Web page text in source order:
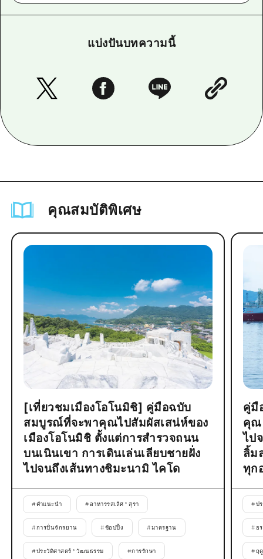
แบ่งปันบทความนี้
คุณสมบัติพิเศษ
[เที่ยวชมเมืองโอโนมิชิ] คู่มือฉบับ
สมบูรณ์ที่จะพาคุณไปสัมผัสเสน่ห์ของ
เมืองโอโนมิชิ ตั้งแต่การสำรวจถนน
บนเนินเขา การเดินเล่นเลียบชายฝั่ง
ไปจนถึงเส้นทางชิมะนามิ ไคโด
#คำแนะนำ # อาหารรสเลิศ * สุรา
#การปั่นจักรยาน #ช้อปปิ้ง #มาตรฐาน
#ประวัติศาสตร์ * วัฒนธรรม #การรักษา
คู่มื
คุณ
ไป
ลิ้ม
ทุก
#ป
#ธ
#ฤ